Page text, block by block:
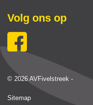
Volg ons op
© 2026 AVFivelstreek -
Sitemap